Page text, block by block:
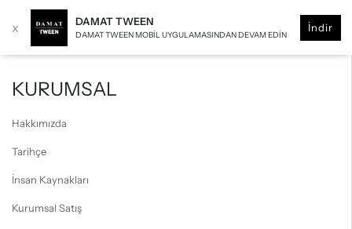
x DAMAT TWEEN
DAMAT TWEEN MOBIL UYGULAMASINDAN DEVAM EDIN
İndir
KURUMSAL
Hakkımızda
Tarihçe
İnsan Kaynakları
Kurumsal Satış